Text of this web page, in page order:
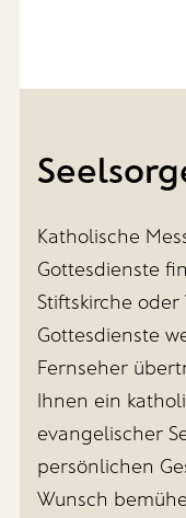
Katholische
Gottesdienste
Stiftskirche
Gottesdienste
Fernseher
Ihnen ein
evangelischer
persönlichen
Wunsch